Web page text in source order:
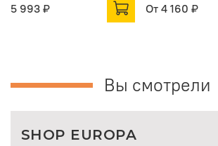
5 993 ₽
От 4 160 ₽
Вы смотрели
SHOP EUROPA